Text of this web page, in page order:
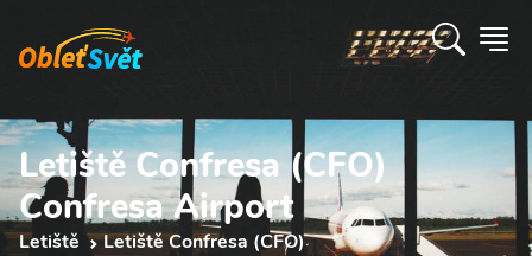
Letiště Confresa (CFO)
Confresa Airport
Letiště Letiště Confresa (CFO)